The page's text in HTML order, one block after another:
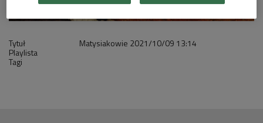
Tytuł Matysiakowie 2021/10/09 13:14
Playlista
Tagi